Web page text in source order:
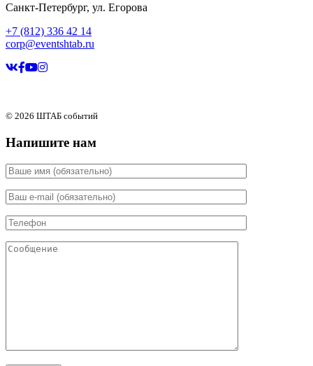
Санкт-Петербург, ул. Егорова
+7 (812) 336 42 14
corp@eventshtab.ru
© 2026 ШТАБ событий
Напишите нам